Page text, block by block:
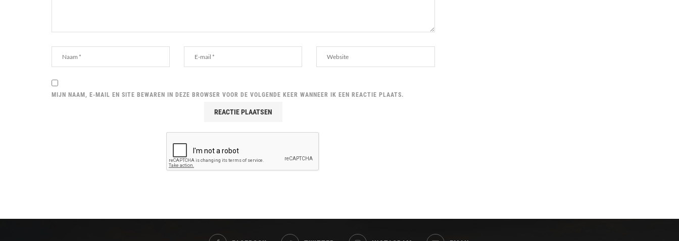
MIJN NAAM, E-MAIL EN SITE BEWAREN IN DEZE BROWSER VOOR DE VOLGENDE KEER WANNEER IK EEN REACTIE PLAATS.